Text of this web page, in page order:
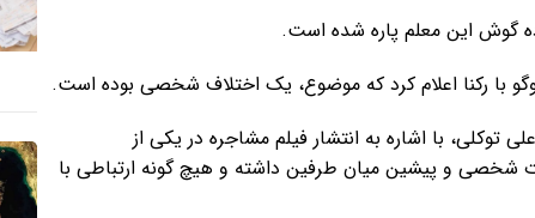
گوش این معلم پاره شده است.
با رکنا اعلام کرد که موضوع، یک اختلاف شخصی بوده است.
با اشاره به انتشار فیلم مشاجره در یکی از
شخصی و پیشین میان طرفین داشته و هیچ گونه ارتباطی با